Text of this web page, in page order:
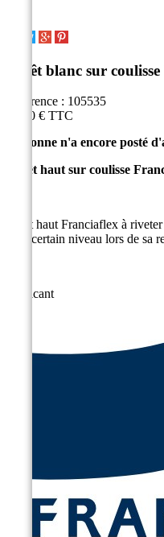
Arrêt blanc sur
Référence : 105535
16,50 € TTC
Personne n'a encore posté
Arrêt haut sur coulisse
Arrêt haut Franciaflex à
à un certain niveau lors de sa
Fabricant